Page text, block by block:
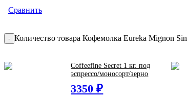
Сравнить
- Количество товара Кофемолка Eureka Mignon
Coffeefine Secret 1 кг. под
эспрессо/моносорт/зерно
3350 ₽